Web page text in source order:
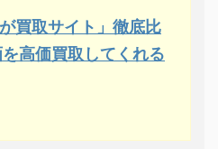
買取サイト」徹底比
高価買取してくれる